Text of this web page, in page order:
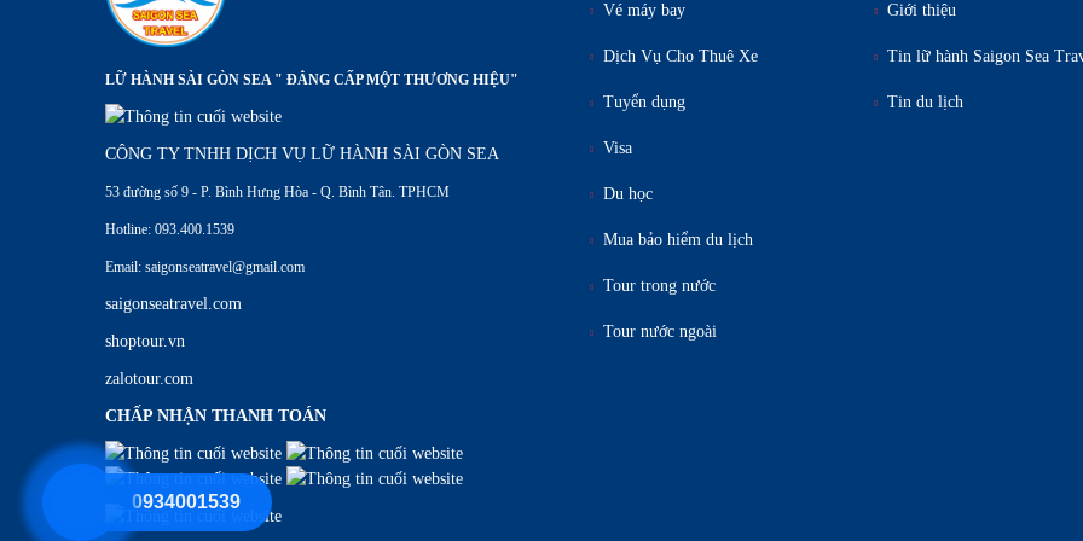
LỮ HÀNH SÀI GÒN SEA " ĐẲNG CẤP MỘT THƯƠNG HIỆU"
CÔNG TY TNHH DỊCH VỤ LỮ HÀNH SÀI GÒN SEA
53 đường số 9 - P. Bình Hưng Hòa - Q. Bình Tân. TPHCM
Hotline: 093.400.1539
Email: saigonseatravel@gmail.com
saigonseatravel.com
shoptour.vn
zalotour.com
CHẤP NHẬN THANH TOÁN
Vé máy bay
Dịch Vụ Cho Thuê Xe
Tuyển dụng
Visa
Du học
Mua bảo hiểm du lịch
Tour trong nước
Tour nước ngoài
Giới thiệu
Tin lữ hành Saigon Sea
Tin du lịch
0934001539